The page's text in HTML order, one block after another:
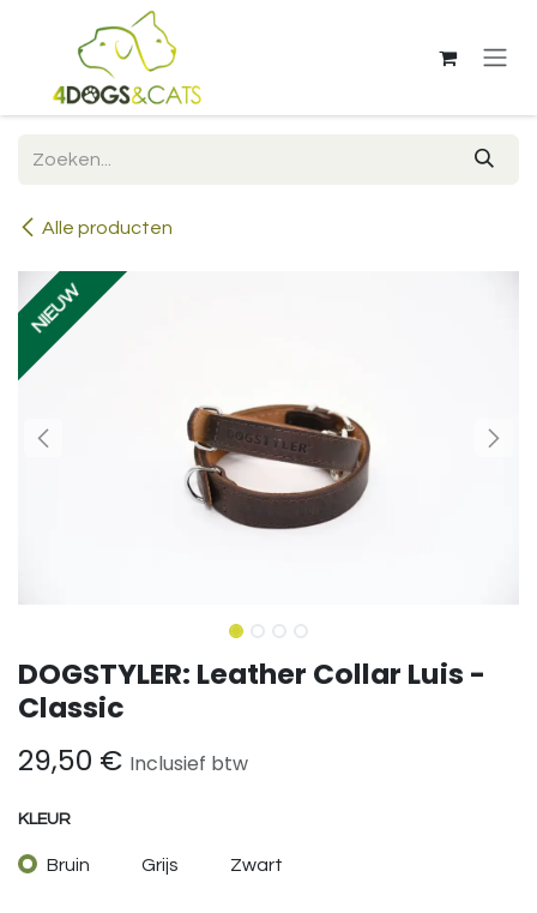
Overslaan naar inhoud
Alle producten
NIEUW
DOGSTYLER: Leather Collar Luis -
Classic
29,50 € Inclusief btw
KLEUR
Bruin Grijs Zwart